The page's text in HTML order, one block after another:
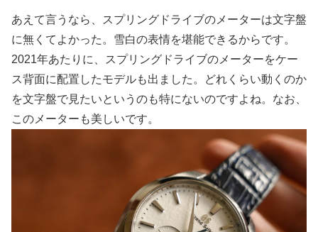
あえて言うなら、スプリングドライブのメーターは文字盤
に無くてよかった。雪白の表情を堪能できるからです。
2021年あたりに、スプリングドライブのメーターをケー
ス背面に配置したモデルも出ました。どれくらい動くのか
を文字盤で見たいというのも特にないのですよね。なお、
このメーターも美しいです。